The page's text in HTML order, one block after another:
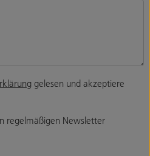
gelesen und akzeptiere
regelmäßigen Newsletter